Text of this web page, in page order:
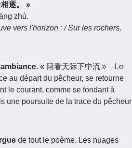
逐。 »
zhú.
vers l'horizon ; / Sur les rochers,
. « 回看天际下中流 » – Le
au départ du pêcheur, se retourne
le courant, comme se fondant à
une poursuite de la trace du pêcheur
de tout le poème. Les nuages